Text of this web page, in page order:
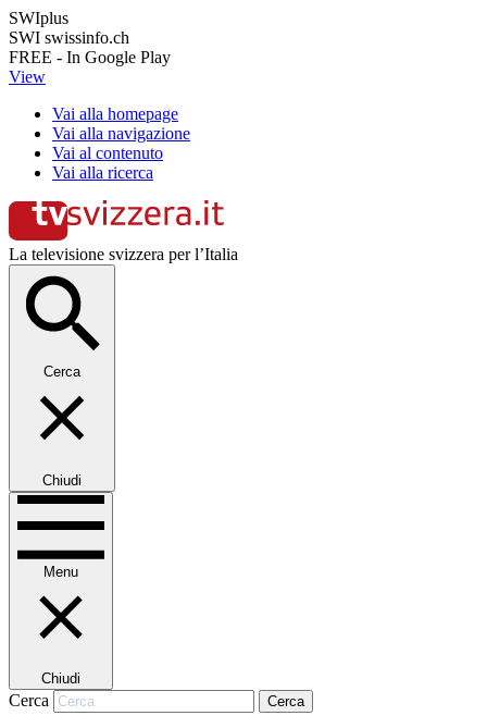
SWIplus
SWI swissinfo.ch
FREE - In Google Play
View
Vai alla homepage
Vai alla navigazione
Vai al contenuto
Vai alla ricerca
La televisione svizzera per l’Italia
Cerca
Chiudi
Menu
Chiudi
Cerca Cerca